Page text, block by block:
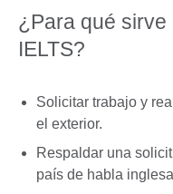
¿Para qué
IELTS?
Solicitar trabajo y
el exterior.
Respaldar una
país de habla